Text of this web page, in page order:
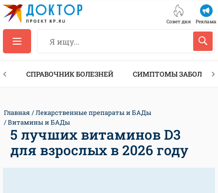
Совет дня Реклама
СПРАВОЧНИК БОЛЕЗНЕЙ СИМПТОМЫ
Главная
Лекарственные препараты и БАДы
Витамины и БАДы
5 лучших витаминов D3
для взрослых в 2026 году